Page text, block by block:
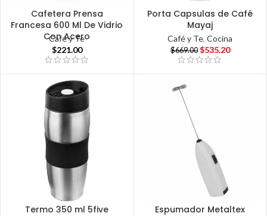
Cafetera Prensa
Francesa 600 Ml De Vidrio
Con Acero
Café y Te
$221.00
Porta Capsulas de Café
Mayaj
Café y Te,Cocina
$669.00 $535.20
Termo 350 ml 5five Espumador Metaltex